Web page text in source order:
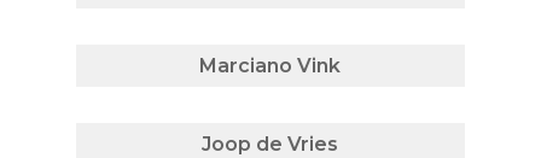
Marciano Vink
Joop de Vries